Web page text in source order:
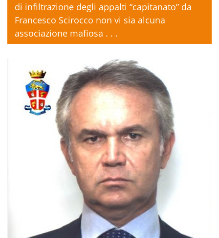
di infiltrazione degli appalti “capitanato” da
Francesco Scirocco non vi sia alcuna
associazione mafiosa . . .